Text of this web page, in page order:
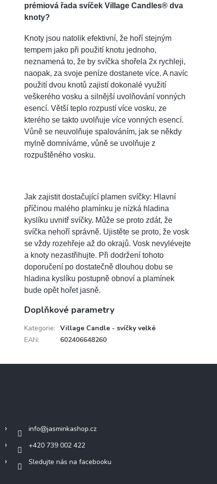
prémiová řada svíček Village Candles® dva
knoty?
Knoty jsou natolik efektivní, že hoří stejným
tempem jako při použití knotu jednoho,
neznamená to, že by svíčka shořela 2x rychleji,
naopak, za svoje peníze dostanete více. A navíc
použití dvou knotů zajistí dokonalé využití
veškerého vosku a silnější uvolňování vonných
esencí. Větší teplo rozpustí více vosku, ze
kterého se takto uvolňuje více vonných esencí.
Vůně se neuvolňuje spalováním, jak se někdy
mylně domníváme, vůně se uvolňuje z
rozpuštěného vosku.
Jak zajistit dostačující plamen svíčky: Hlavní
příčinou malého plamínku je nízká hladina
kyslíku uvnitř svíčky. Může se proto zdát, že
svíčka nehoří správně. Ujistěte se proto, že vosk
se vždy rozehřeje až do okrajů. Vosk nevylévejte
a knoty nezastřihujte. Při dodržení tohoto
doporučení po dostatečně dlouhou dobu se
hladina kyslíku postupně obnoví a plamínek
bude opět hořet jasně.
Doplňkové parametry
Kategorie: Village Candle - svíčky velké
EAN: 602406648260
info@jasminkashop.cz
+420 739 002 422
Sledujte nás na facebooku